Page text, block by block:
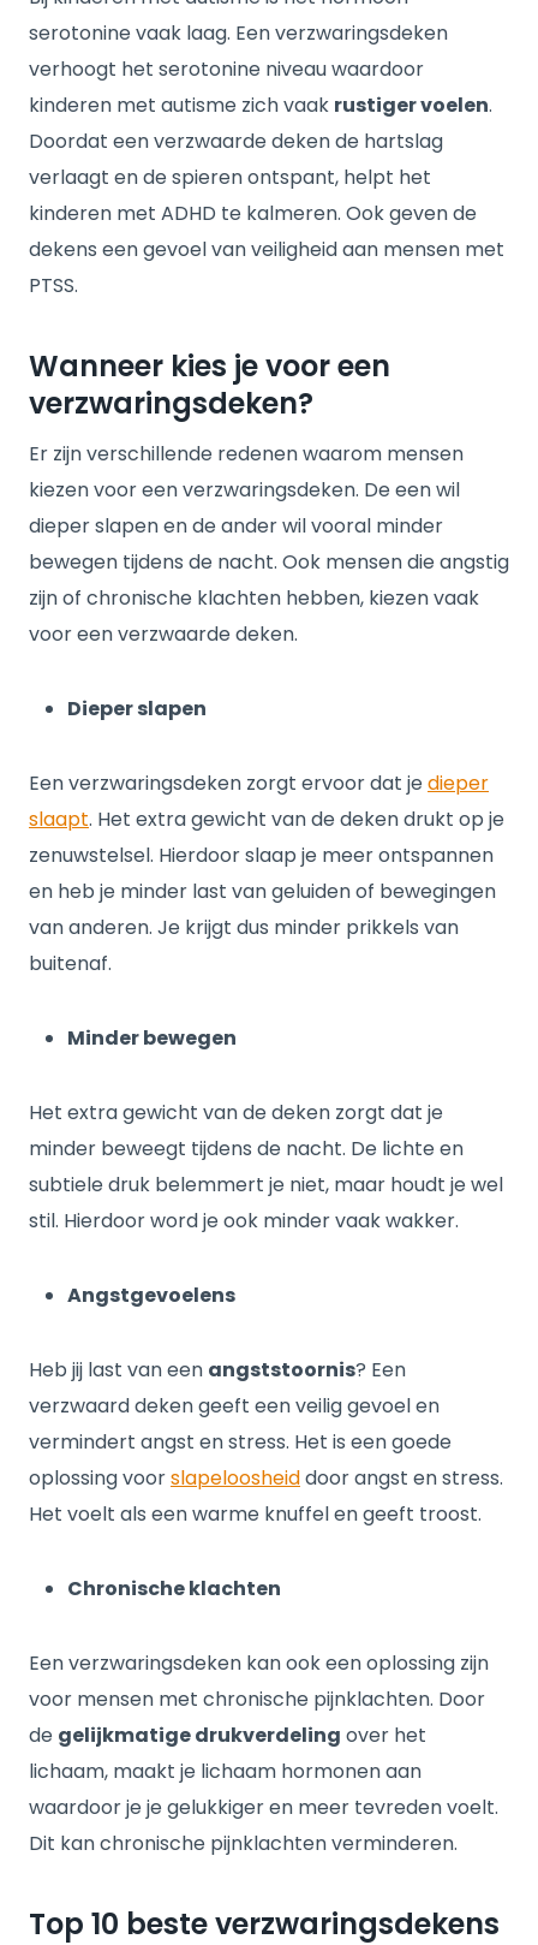
serotonine vaak laag. Een verzwaringsdeken
verhoogt het serotonine niveau waardoor
kinderen met autisme zich vaak rustiger voelen.
Doordat een verzwaarde deken de hartslag
verlaagt en de spieren ontspant, helpt het
kinderen met ADHD te kalmeren. Ook geven de
dekens een gevoel van veiligheid aan mensen met
PTSS.
Wanneer kies je voor een
verzwaringsdeken?
Er zijn verschillende redenen waarom mensen
kiezen voor een verzwaringsdeken. De een wil
dieper slapen en de ander wil vooral minder
bewegen tijdens de nacht. Ook mensen die angstig
zijn of chronische klachten hebben, kiezen vaak
voor een verzwaarde deken.
Dieper slapen
Een verzwaringsdeken zorgt ervoor dat jedieper
slaapt. Het extra gewicht van de deken drukt op je
zenuwstelsel. Hierdoor slaap je meer ontspannen
en heb je minder last van geluiden of bewegingen
van anderen. Je krijgt dus minder prikkels van
buitenaf.
Minder bewegen
Het extra gewicht van de deken zorgt dat je
minder beweegt tijdens de nacht. De lichte en
subtiele druk belemmert je niet, maar houdt je wel
stil. Hierdoor word je ook minder vaak wakker.
Angstgevoelens
Heb jij last van een angststoornis? Een
verzwaard deken geeft een veilig gevoel en
vermindert angst en stress. Het is een goede
oplossing voorslapeloosheiddoor angst en stress.
Het voelt als een warme knuffel en geeft troost.
Chronische klachten
Een verzwaringsdeken kan ook een oplossing zijn
voor mensen met chronische pijnklachten. Door
de gelijkmatige drukverdeling over het
lichaam, maakt je lichaam hormonen aan
waardoor je je gelukkiger en meer tevreden voelt.
Dit kan chronische pijnklachten verminderen.
Top 10 beste verzwaringsdekens